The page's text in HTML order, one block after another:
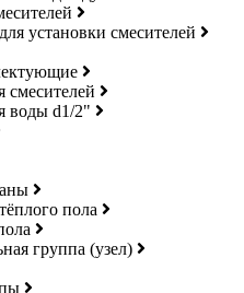
установки смесителей
смесителей
воды d1/2"
пола
группа (узел)